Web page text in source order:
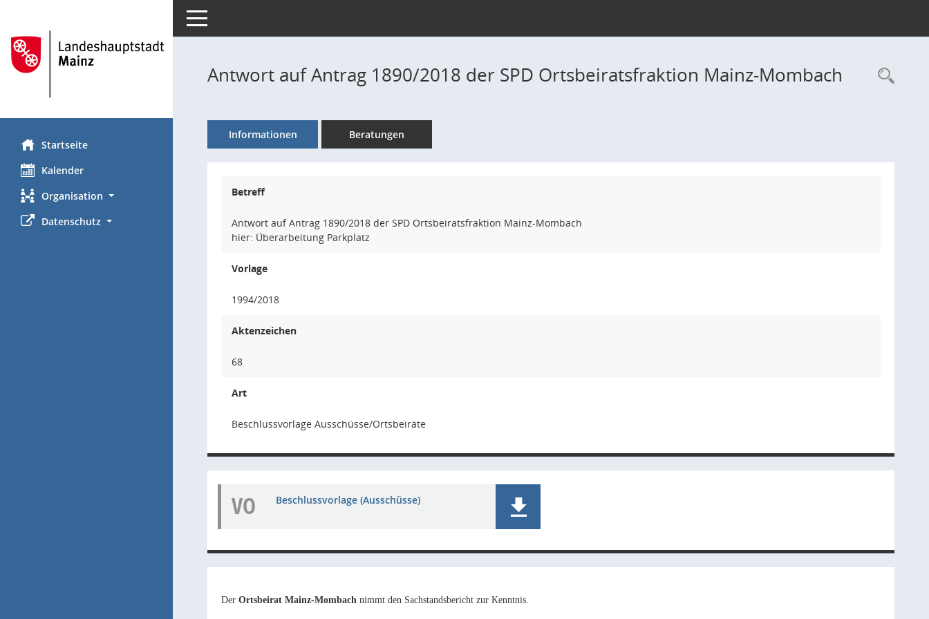
Startseite
Kalender
Organisation
Datenschutz
Toggle navigation
Antwort auf Antrag 1890/2018 der SPD Ortsbeiratsfraktion Mainz-Mombach
Informationen Beratungen
Betreff
Antwort auf Antrag 1890/2018 der SPD Ortsbeiratsfraktion Mainz-Mombach
hier: Überarbeitung Parkplatz
Vorlage
1994/2018
Aktenzeichen
68
Art
Beschlussvorlage Ausschüsse/Ortsbeiräte
VO Beschlussvorlage (Ausschüsse)
Der Ortsbeirat Mainz-Mombach nimmt den Sachstandsbericht zur Kenntnis.